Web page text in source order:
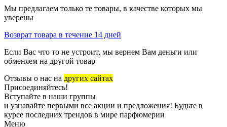
Мы предлагаем только те товары, в качестве которых мы
уверены
Возврат товара в течение 14 дней
Если Вас что то не устроит, мы вернем Вам деньги или
обменяем на другой товар
Отзывы о нас на других сайтах
Присоединяйтесь!
Вступайте в наши группы
и узнавайте первыми все акции и предложения! Будьте в
курсе последних трендов в мире парфюмерии
Меню